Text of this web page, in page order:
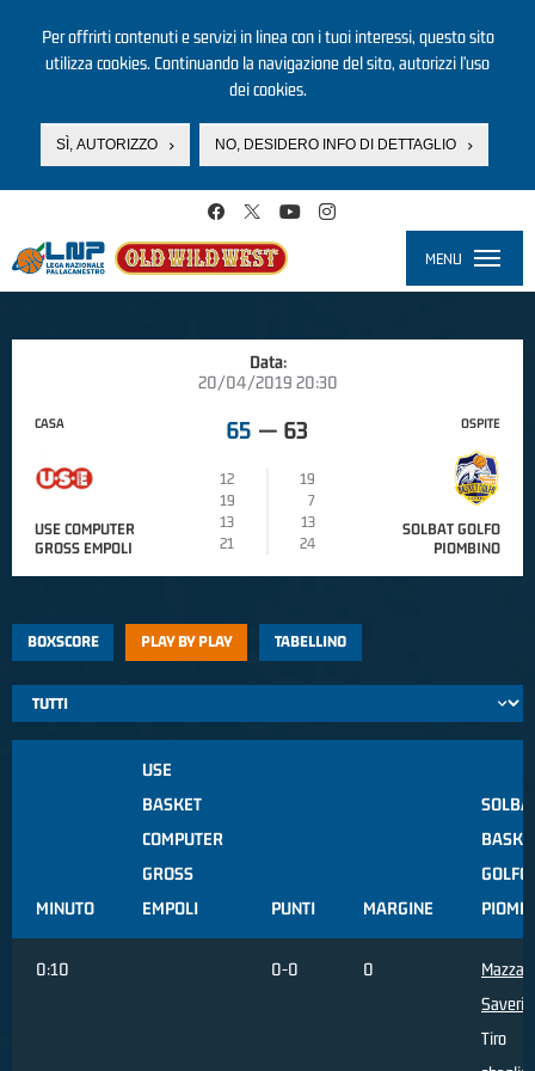
Per offrirti contenuti e servizi in linea con i tuoi interessi, questo sito
utilizza cookies. Continuando la navigazione del sito, autorizzi l’uso
dei cookies.
SÌ, AUTORIZZO NO, DESIDERO INFO DI DETTAGLIO
MENU
Data:
20/04/2019 20:30
CASA
USE COMPUTER
GROSS EMPOLI
65 — 63
12
19
19
7
13
13
21
24
OSPITE
SOLBAT GOLFO
PIOMBINO
BOXSCORE PLAY BY PLAY TABELLINO
MINUTO
USE
BASKET
COMPUTER
GROSS
EMPOLI
PUNTI MARGINE
GOLFO
0:10 0-0 0
Saverio
Tiro